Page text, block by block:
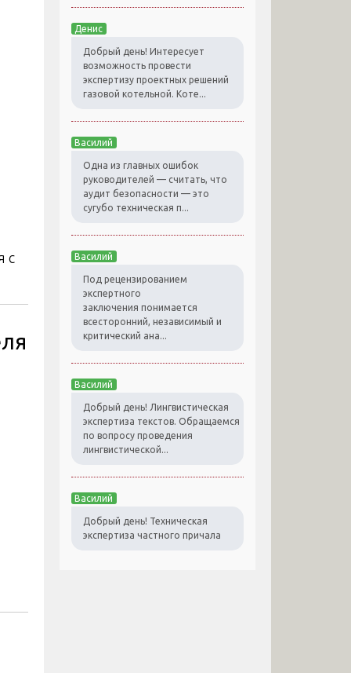
с
Денис
Добрый день! Интересует
возможность провести
экспертизу проектных решений
газовой котельной. Коте...
Василий
Одна из главных ошибок
руководителей — считать, что
аудит безопасности — это
сугубо техническая п...
Василий
Под рецензированием
экспертного
заключения понимается
всесторонний, независимый и
критический ана...
Василий
Добрый день! Лингвистическая
экспертиза текстов. Обращаемся
по вопросу проведения
лингвистической...
Василий
Добрый день! Техническая
экспертиза частного причала